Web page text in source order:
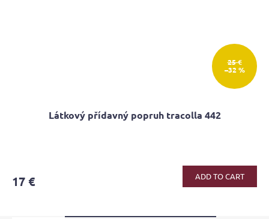
25 €
–32 %
Látkový přídavný popruh tracolla 442
rating
17 € ADD TO CART